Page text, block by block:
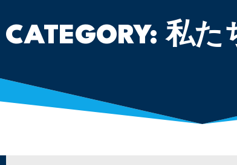
CATEGORY:私た